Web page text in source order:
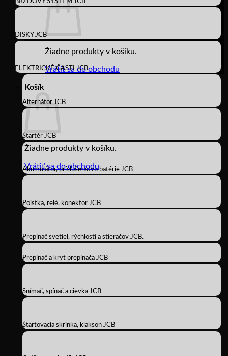
Žiadne produkty v košíku.
Vrátiť sa do obchodu
Košík
Žiadne produkty v košíku.
Vrátiť sa do obchodu
DISKY JCB
ELEKTRICKÉ ČASTI JCB
Alternátor JCB
Štartér JCB
Akumulátor, príslušenstvo batérie JCB
Poistka, relé, konektor JCB
Prepínač svetiel, rýchlosti a stieračov JCB.
Prepínač a kryt prepínača JCB
Snímač, spínač a cievka JCB
Štartovacia skrinka, klakson JCB